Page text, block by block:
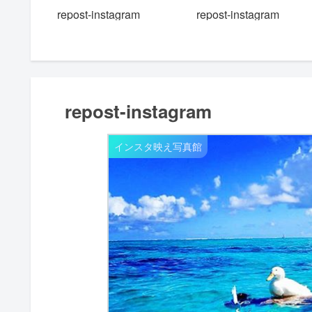
repost-instagram repost-instagram
repost-instagram
インスタ映え写真館